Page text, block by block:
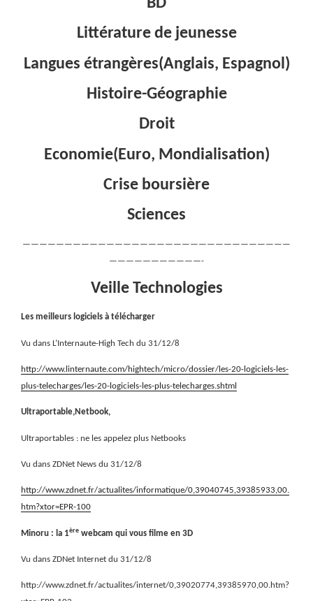
BD
Littérature de jeunesse
Langues étrangères(Anglais, Espagnol)
Histoire-Géographie
Droit
Economie(Euro, Mondialisation)
Crise boursière
Sciences
————————————————————————————————
———————————-
Veille Technologies
Les meilleurs logiciels à télécharger
Vu dans L’Internaute-High Tech du 31/12/8
http://www.linternaute.com/hightech/micro/dossier/les-20-logiciels-les-
plus-telecharges/les-20-logiciels-les-plus-telecharges.shtml
Ultraportable,Netbook,
Ultraportables : ne les appelez plus Netbooks
Vu dans ZDNet News du 31/12/8
http://www.zdnet.fr/actualites/informatique/0,39040745,39385933,00.
htm?xtor=EPR-100
Minoru : la 1ère webcam qui vous filme en 3D
Vu dans ZDNet Internet du 31/12/8
http://www.zdnet.fr/actualites/internet/0,39020774,39385970,00.htm?